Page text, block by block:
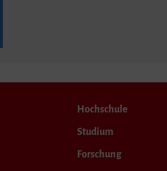
Hochschule
Studium
Forschung